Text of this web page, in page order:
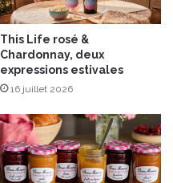
This Life rosé &
Chardonnay, deux
expressions estivales
16 juillet 2026